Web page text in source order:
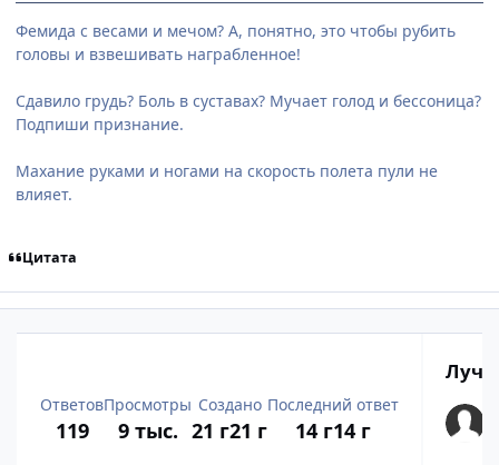
Фемида с весами и мечом? А, понятно, это чтобы рубить
головы и взвешивать награбленное!
Сдавило грудь? Боль в суставах? Мучает голод и бессоница?
Подпиши признание.
Махание руками и ногами на скорость полета пули не
влияет.
Цитата
Ответов
119
Просмотры
9 тыс.
Создано
21 г21 г
Последний ответ
14 г14 г